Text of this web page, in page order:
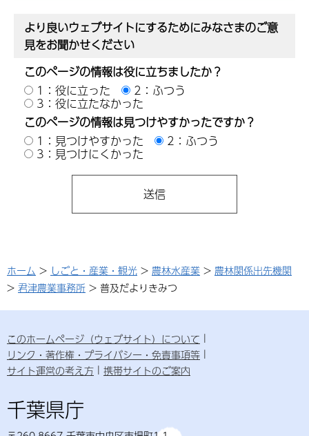
より良いウェブサイトにするためにみなさまのご意
見をお聞かせください
このページの情報は役に立ちましたか？
1：役に立った
2：ふつう
3：役に立たなかった
このページの情報は見つけやすかったですか？
1：見つけやすかった
2：ふつう
3：見つけにくかった
ホーム > しごと・産業・観光 > 農林水産業 > 農林関係出先機関
> 君津農業事務所 > 普及だよりきみつ
このホームページ（ウェブサイト）について
リンク・著作権・プライバシー・免責事項等
サイト運営の考え方
携帯サイトのご案内
千葉県庁